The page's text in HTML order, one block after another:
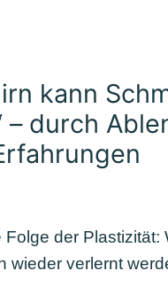
kann
– durch
der Plastizität:
wieder verlernt